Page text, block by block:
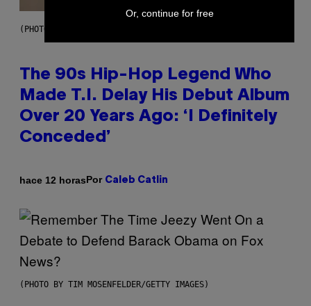
(PHOTO BY JOHNNY NUNEZ/WIREIMAGE)
The 90s Hip-Hop Legend Who
Made T.I. Delay His Debut Album
Over 20 Years Ago: ‘I Definitely
Conceded’
hace 12 horasPor Caleb Catlin
(PHOTO BY TIM MOSENFELDER/GETTY IMAGES)
Or, continue for free